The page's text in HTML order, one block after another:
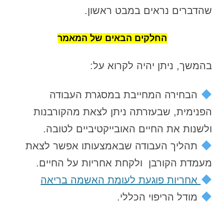
שהדברים נראים במבט ראשון.
החלקים הבאים של המאמר
בהמשך, ניתן יהיה לקרוא על:
הבחירה המחייבת במסגרת העבודה
הפנימית, שבעזרתה ניתן לצאת מהקורבנות
ולשנות את החיים האובייקטיביים לטובה.
תהליך העבודה שבאמצעותו אפשר לצאת
מעמדת הקורבן ולקחת אחריות על החיים.
אחריות פוגעת לעומת האשמה בריאה
מודל הריפוי הכללי.